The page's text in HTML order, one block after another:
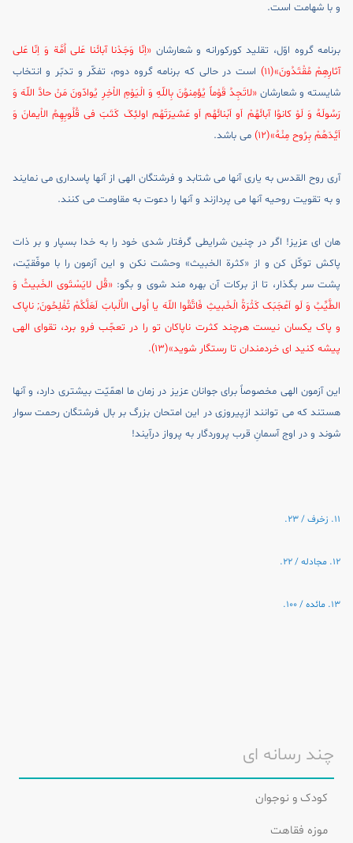
و با شهامت است.
برنامه گروه اوّل، تقليد کورکورانه و شعارشان «اِنّا وَجَدْنا آبائَنا عَلى اُمَّة وَ اِنّا عَلى
آثارِهِمْ مُقْتَدُونَ»(11)
است در حالى که برنامه گروه دوم، تفکّر و تدبّر و انتخاب
شايسته و شعارشان«لاتَجِدُ قَوْماً يُؤمِنوُنَ بِاللّهِ وَ الْيَوْمِ الاْخِرِ يُوادّونَ مَنْ حادَّ اللّهَ وَ
رَسُولَهُ وَ لَوْ کانوُا آبائَهُمْ اَو اَبْنائَهُم اَو عَشيرَتَهُم اولئِکَ کَتَبَ فى قُلُوبِهِمُ الاْيمانَ وَ
اَيَّدَهُمْ بِرُوح مِنْهُ»(12)
مى باشد.
آرى روح القدس به يارى آنها مى شتابد و فرشتگان الهى از آنها پاسدارى مى نمايند
و به تقويت روحيه آنها مى پردازند و آنها را دعوت به مقاومت مى کنند.
هان اى عزيز! اگر در چنين شرايطى گرفتار شدى خود را به خدا بسپار و بر ذات
پاکش توکّل کن و از «کثرة الخبيث» وحشت نکن و اين آزمون را با موفّقيّت،
پشت سر بگذار، تا از برکات آن بهره مند شوى و بگو:«قُل لايَسْتَوى الخَبيثُ وَ
الطَّيِّبُ وَ لَو اَعْجَبَک کَثْرَةُ الْخَبيثِ فَاتَّقُوا اللّهَ يا اُولى الاَْلْبابَ لَعَلَّکُمْ تُفْلِحُونَ; ناپاک
و پاک يکسان نيست هرچند کثرت ناپاکان تو را در تعجّب فرو برد، تقواى الهى
پيشه کنيد اى خردمندان تا رستگار شويد»(13).
اين آزمون الهى مخصوصاً براى جوانان عزيز در زمان ما اهمّيّت بيشترى دارد، و آنها
هستند که مى توانند ازپيروزى در اين امتحان بزرگ بر بال فرشتگان رحمت سوار
شوند و در اوج آسمانِ قرب پروردگار به پرواز درآيند!
11. زخرف / 23.
12. مجادله / 22.
13. مائده / 100.
چند رسانه ای
کودک و نوجوان
موزه فقاهت